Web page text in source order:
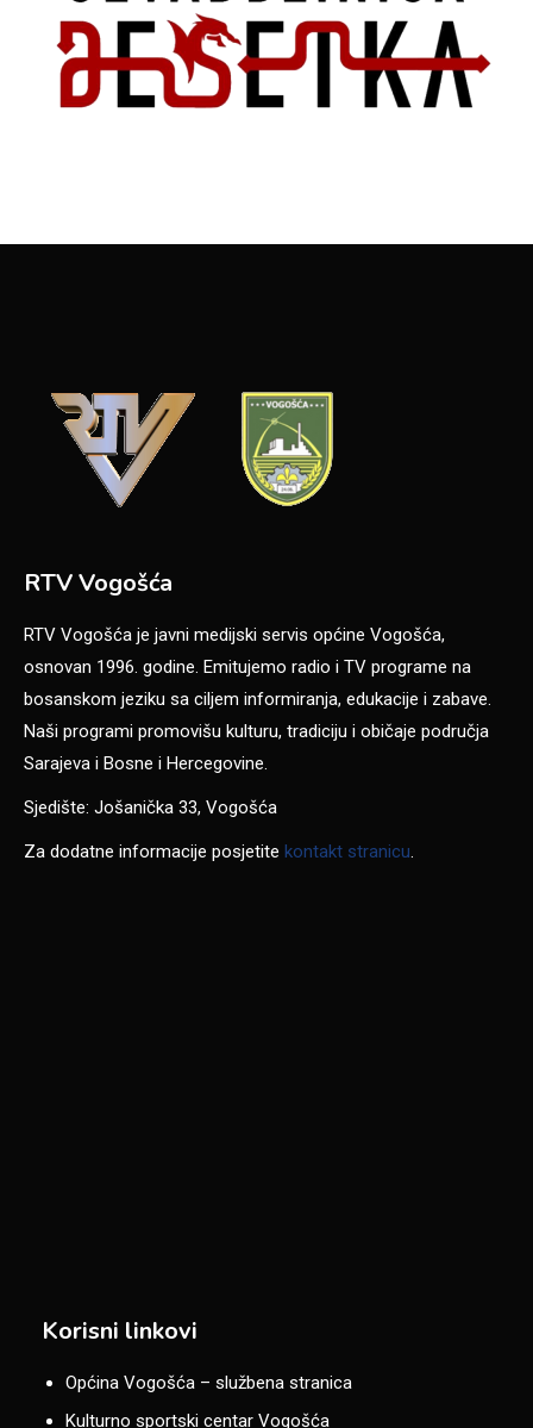
RTV Vogošća
RTV Vogošća je javni medijski servis općine Vogošća,
osnovan 1996. godine. Emitujemo radio i TV programe na
bosanskom jeziku sa ciljem informiranja, edukacije i zabave.
Naši programi promovišu kulturu, tradiciju i običaje područja
Sarajeva i Bosne i Hercegovine.
Sjedište: Jošanička 33, Vogošća
Za dodatne informacije posjetite kontakt stranicu.
Korisni linkovi
Općina Vogošća – službena stranica
Kulturno sportski centar Vogošća